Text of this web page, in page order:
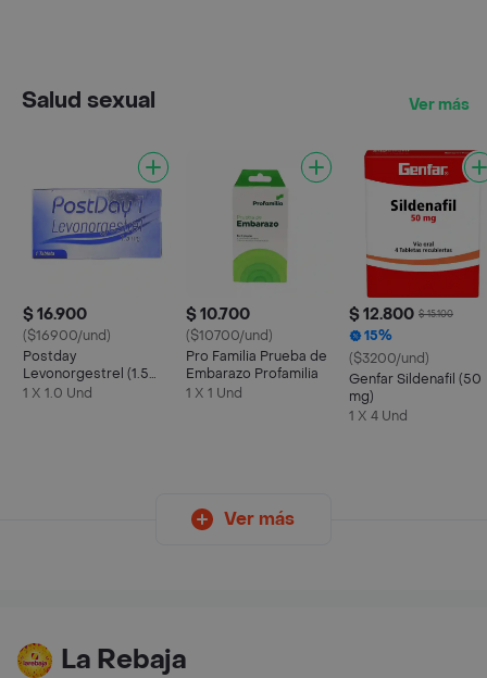
Salud sexual Ver más
$ 16.900
($16900/und)
Postday
Levonorgestrel (1.5
mg)
1 X 1.0 Und
$ 10.700
($10700/und)
Pro Familia Prueba de
Embarazo Profamilia
1 X 1 Und
$ 12.800 $ 15.100
15%
($3200/und)
Genfar Sildenafil (50
mg)
1 X 4 Und
Ver más
La Rebaja